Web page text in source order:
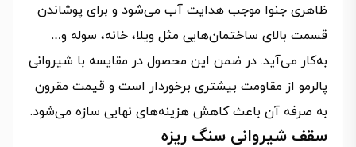
ظاهری جنوا موجب هدایت آب می‌شود و برای پوشاندن
قسمت بالای ساختمان‌هایی مثل ویلا، خانه، سوله و…
به‌کار می‌آید. در ضمن این محصول در مقایسه با شیروانی
پالرمو از مقاومت بیشتری برخوردار است و قیمت مقرون‌
به صرفه آن باعث کاهش هزینه‌های نهایی سازه می‌شود.
سقف شیروانی سنگ ریزه